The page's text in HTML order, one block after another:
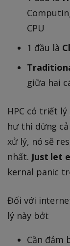
CPU
1 đầu là
giữa hai
HPC có triết
hư thì dừng
xử lý, nó sẽ
nhất. Just let
kernal panic
Đối với
lý này bởi:
Cần đảm